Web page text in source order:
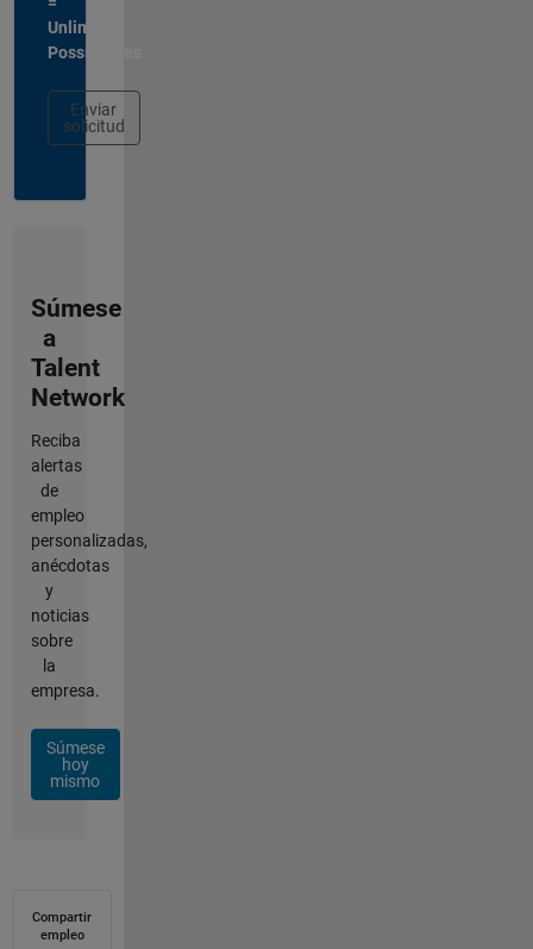
Unlimited
Possibilities
Enviar
solicitud
Súmese
a
Talent
Network
Reciba
alertas
de
empleo
personalizadas,
anécdotas
y
noticias
sobre
la
empresa.
Súmese
hoy
mismo
Compartir
empleo